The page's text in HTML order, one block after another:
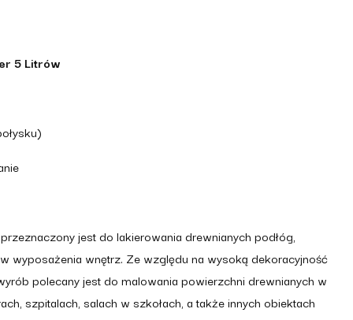
5 Litrów
jest do lakierowania drewnianych podłóg,
wyposażenia wnętrz. Ze względu na wysoką dekoracyjność
polecany jest do malowania powierzchni drewnianych w
szpitalach, salach w szkołach, a także innych obiektach